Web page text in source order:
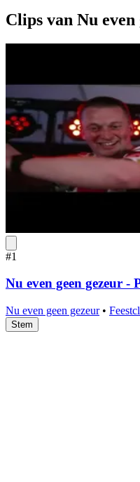
Clips van Nu even
#1
Nu even geen gezeur -
Nu even geen gezeur •
Stem